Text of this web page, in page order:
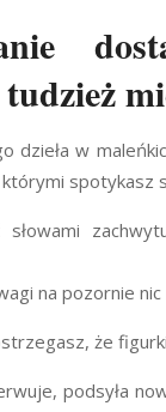
dzieła w
spotykasz
na pozornie nic
że
podsyła